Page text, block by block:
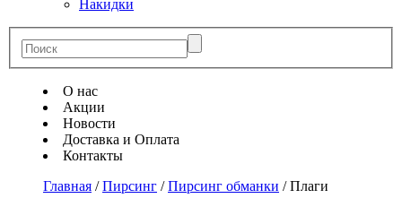
Накидки
О нас
Акции
Новости
Доставка и Оплата
Контакты
Главная /Пирсинг /Пирсинг обманки /Плаги